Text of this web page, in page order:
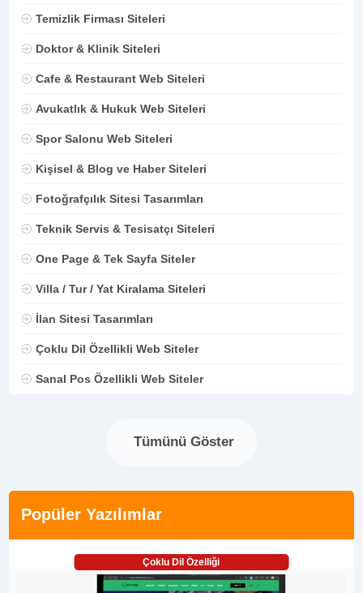
Temizlik Firması Siteleri
Doktor & Klinik Siteleri
Cafe & Restaurant Web Siteleri
Avukatlık & Hukuk Web Siteleri
Spor Salonu Web Siteleri
Kişisel & Blog ve Haber Siteleri
Fotoğrafçılık Sitesi Tasarımları
Teknik Servis & Tesisatçı Siteleri
One Page & Tek Sayfa Siteler
Villa / Tur / Yat Kiralama Siteleri
İlan Sitesi Tasarımları
Çoklu Dil Özellikli Web Siteler
Sanal Pos Özellikli Web Siteler
Tümünü Göster
Popüler Yazılımlar
Çoklu Dil Özelliği